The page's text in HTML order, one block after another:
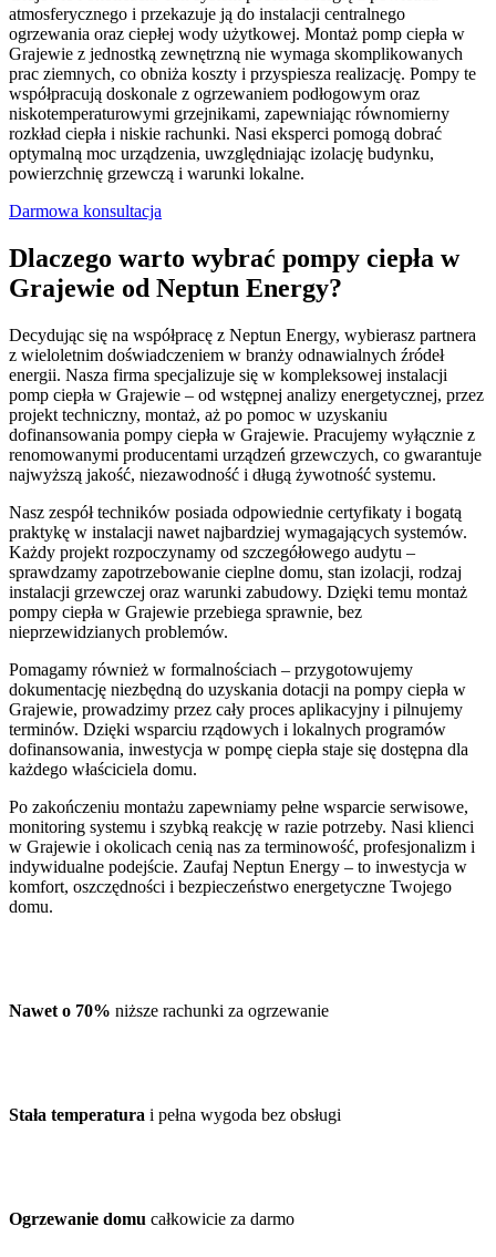
atmosferycznego i przekazuje ją do instalacji centralnego
ogrzewania oraz ciepłej wody użytkowej. Montaż pomp ciepła w
Grajewie z jednostką zewnętrzną nie wymaga skomplikowanych
prac ziemnych, co obniża koszty i przyspiesza realizację. Pompy te
współpracują doskonale z ogrzewaniem podłogowym oraz
niskotemperaturowymi grzejnikami, zapewniając równomierny
rozkład ciepła i niskie rachunki. Nasi eksperci pomogą dobrać
optymalną moc urządzenia, uwzględniając izolację budynku,
powierzchnię grzewczą i warunki lokalne.
Darmowa konsultacja
Dlaczego warto wybrać pompy ciepła w
Grajewie od Neptun Energy?
Decydując się na współpracę z Neptun Energy, wybierasz partnera
z wieloletnim doświadczeniem w branży odnawialnych źródeł
energii. Nasza firma specjalizuje się w kompleksowej instalacji
pomp ciepła w Grajewie – od wstępnej analizy energetycznej, przez
projekt techniczny, montaż, aż po pomoc w uzyskaniu
dofinansowania pompy ciepła w Grajewie. Pracujemy wyłącznie z
renomowanymi producentami urządzeń grzewczych, co gwarantuje
najwyższą jakość, niezawodność i długą żywotność systemu.
Nasz zespół techników posiada odpowiednie certyfikaty i bogatą
praktykę w instalacji nawet najbardziej wymagających systemów.
Każdy projekt rozpoczynamy od szczegółowego audytu –
sprawdzamy zapotrzebowanie cieplne domu, stan izolacji, rodzaj
instalacji grzewczej oraz warunki zabudowy. Dzięki temu montaż
pompy ciepła w Grajewie przebiega sprawnie, bez
nieprzewidzianych problemów.
Pomagamy również w formalnościach – przygotowujemy
dokumentację niezbędną do uzyskania dotacji na pompy ciepła w
Grajewie, prowadzimy przez cały proces aplikacyjny i pilnujemy
terminów. Dzięki wsparciu rządowych i lokalnych programów
dofinansowania, inwestycja w pompę ciepła staje się dostępna dla
każdego właściciela domu.
Po zakończeniu montażu zapewniamy pełne wsparcie serwisowe,
monitoring systemu i szybką reakcję w razie potrzeby. Nasi klienci
w Grajewie i okolicach cenią nas za terminowość, profesjonalizm i
indywidualne podejście. Zaufaj Neptun Energy – to inwestycja w
komfort, oszczędności i bezpieczeństwo energetyczne Twojego
domu.
Nawet o 70% niższe rachunki za ogrzewanie
Stała temperatura i pełna wygoda bez obsługi
Ogrzewanie domu całkowicie za darmo